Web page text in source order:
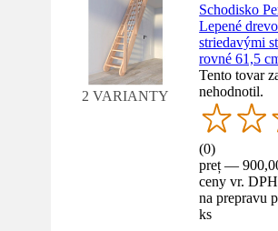
2 VARIANTY
Schodisko
Lepené
striedavými
rovné 61,5
Tento tovar
nehodnotil.
(0)
preț —
ceny vr.
na prepravu
ks